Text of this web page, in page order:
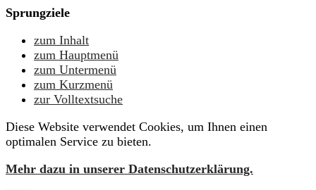
Sprungziele
zum Inhalt
zum Hauptmenü
zum Untermenü
zum Kurzmenü
zur Volltextsuche
Diese Website verwendet Cookies, um Ihnen einen
optimalen Service zu bieten.
Mehr dazu in unserer Datenschutzerklärung.